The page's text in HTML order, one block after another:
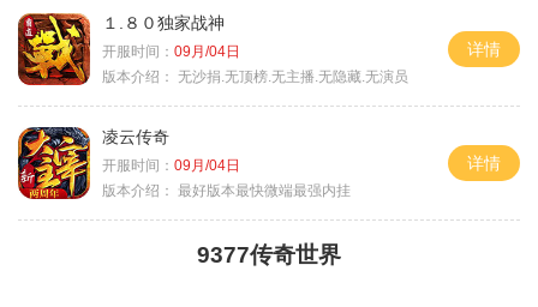
１.８０独家战神
开服时间： 09月/04日
版本介绍： 无沙捐.无顶榜.无主播.无隐藏.无演员
详情
凌云传奇
开服时间： 09月/04日
版本介绍： 最好版本最快微端最强内挂
详情
9377传奇世界